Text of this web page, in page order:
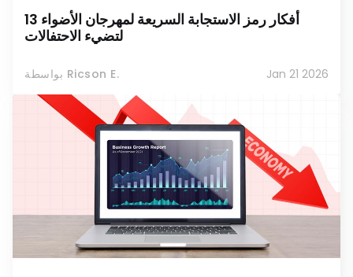
13 أفكار رمز الاستجابة السريعة لمهرجان الأضواء
لتضيء الاحتفالات
بواسطة Ricson E. Jan 21 2026